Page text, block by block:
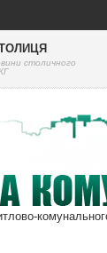
столичного